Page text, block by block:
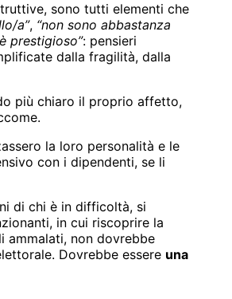
sono tutti elementi che
a”, “non sono abbastanza
prestigioso”: pensieri
dalla fragilità, dalla
più chiaro il proprio affetto,
la loro personalità e le
con i dipendenti, se li
di chi è in difficoltà, si
in cui riscoprire la
ammalati, non dovrebbe
Dovrebbe essere una